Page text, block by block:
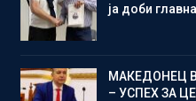
ја доби
МАКЕДОНЕЦ
– УСПЕХ ЗА